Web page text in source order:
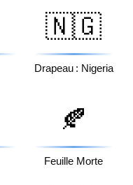
🇳🇬
Drapeau : Nigeria
🍂
Feuille Morte